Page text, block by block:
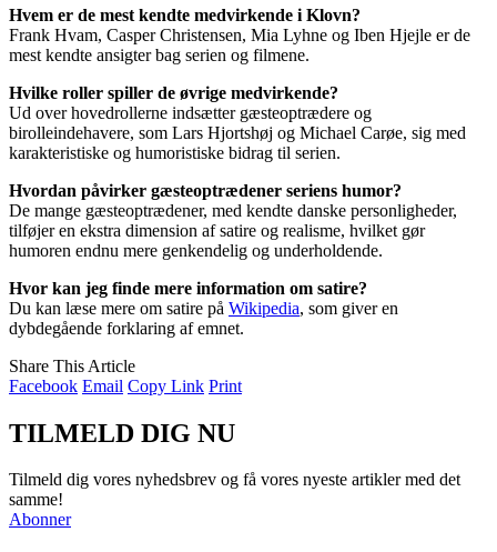
Hvem er de mest kendte medvirkende i Klovn?
Frank Hvam, Casper Christensen, Mia Lyhne og Iben Hjejle er de
mest kendte ansigter bag serien og filmene.
Hvilke roller spiller de øvrige medvirkende?
Ud over hovedrollerne indsætter gæsteoptrædere og
birolleindehavere, som Lars Hjortshøj og Michael Carøe, sig med
karakteristiske og humoristiske bidrag til serien.
Hvordan påvirker gæsteoptrædener seriens humor?
De mange gæsteoptrædener, med kendte danske personligheder,
tilføjer en ekstra dimension af satire og realisme, hvilket gør
humoren endnu mere genkendelig og underholdende.
Hvor kan jeg finde mere information om satire?
Du kan læse mere om satire på Wikipedia, som giver en
dybdegående forklaring af emnet.
Share This Article
Facebook Email Copy Link Print
TILMELD DIG NU
Tilmeld dig vores nyhedsbrev og få vores nyeste artikler med det
samme!
Abonner